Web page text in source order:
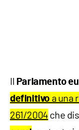
Il Parlamento
definitivo a una
261/2004 che